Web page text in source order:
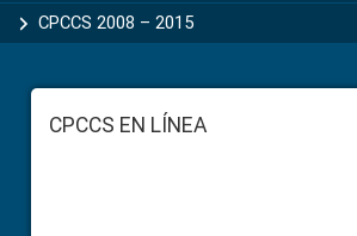
CPCCS 2008 – 2015
FooterCPCCS EN LÍNEA